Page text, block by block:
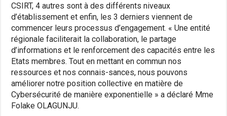
CSIRT, 4 autres sont à des différents niveaux
d’établissement et enfin, les 3 derniers viennent de
commencer leurs processus d’engagement. « Une entité
régionale faciliterait la collaboration, le partage
d’informations et le renforcement des capacités entre les
Etats membres. Tout en mettant en commun nos
ressources et nos connais-sances, nous pouvons
améliorer notre position collective en matière de
Cybersécurité de manière exponentielle » a déclaré Mme
Folake OLAGUNJU.